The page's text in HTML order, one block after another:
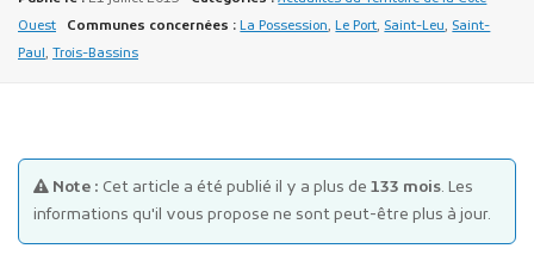
Publicité des actes
Ouest
Communes concernées : La Possession,Le Port, Saint-Leu, Saint-
Paul, Trois-Bassins
Note : Cet article a été publié il y a plus de 133 mois. Les
informations qu'il vous propose ne sont peut-être plus à jour.